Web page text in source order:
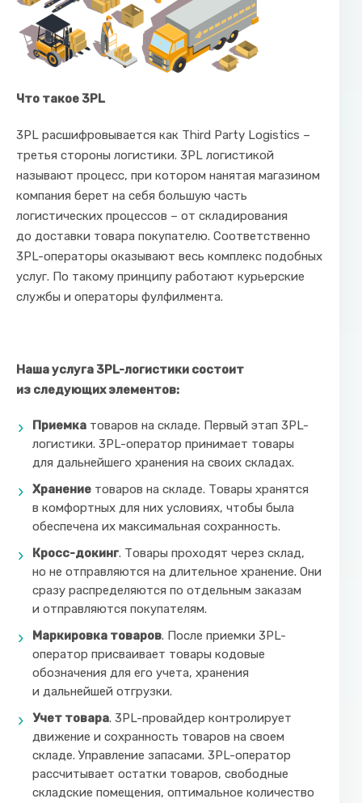
Что такое 3PL
3PL расшифровывается как Third Party Logistics –
третья стороны логистики. 3PL логистикой
называют процесс, при котором нанятая магазином
компания берет на себя большую часть
логистических процессов – от складирования
до доставки товара покупателю. Соответственно
3PL-операторы оказывают весь комплекс подобных
услуг. По такому принципу работают курьерские
службы и операторы фулфилмента.
Наша услуга 3PL-логистики состоит
из следующих элементов:
Приемка товаров на складе. Первый этап 3PL-
логистики. 3PL-оператор принимает товары
для дальнейшего хранения на своих складах.
Хранение товаров на складе. Товары хранятся
в комфортных для них условиях, чтобы была
обеспечена их максимальная сохранность.
Кросс-докинг. Товары проходят через склад,
но не отправляются на длительное хранение. Они
сразу распределяются по отдельным заказам
и отправляются покупателям.
Маркировка товаров. После приемки 3PL-
оператор присваивает товары кодовые
обозначения для его учета, хранения
и дальнейшей отгрузки.
Учет товара. 3PL-провайдер контролирует
движение и сохранность товаров на своем
складе. Управление запасами. 3PL-оператор
рассчитывает остатки товаров, свободные
складские помещения, оптимальное количество